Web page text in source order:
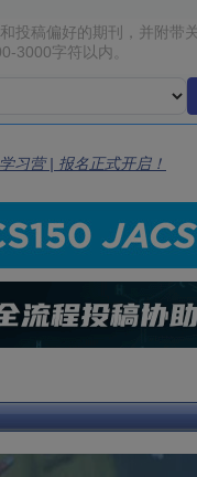
习营 | 报名正式开启！